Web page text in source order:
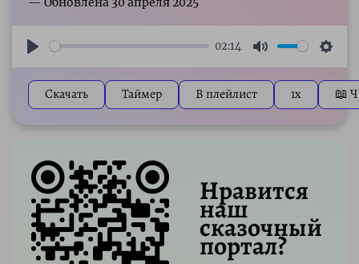
Play
02:14
Mute
Скачать Таймер В плейлист 1x 📖
Нравится
наш
сказочный
портал?